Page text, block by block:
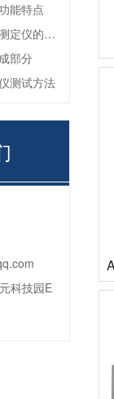
能特点
深色石油产品硫含量测定仪的工作环境要求
部分
测试方法
科技园E